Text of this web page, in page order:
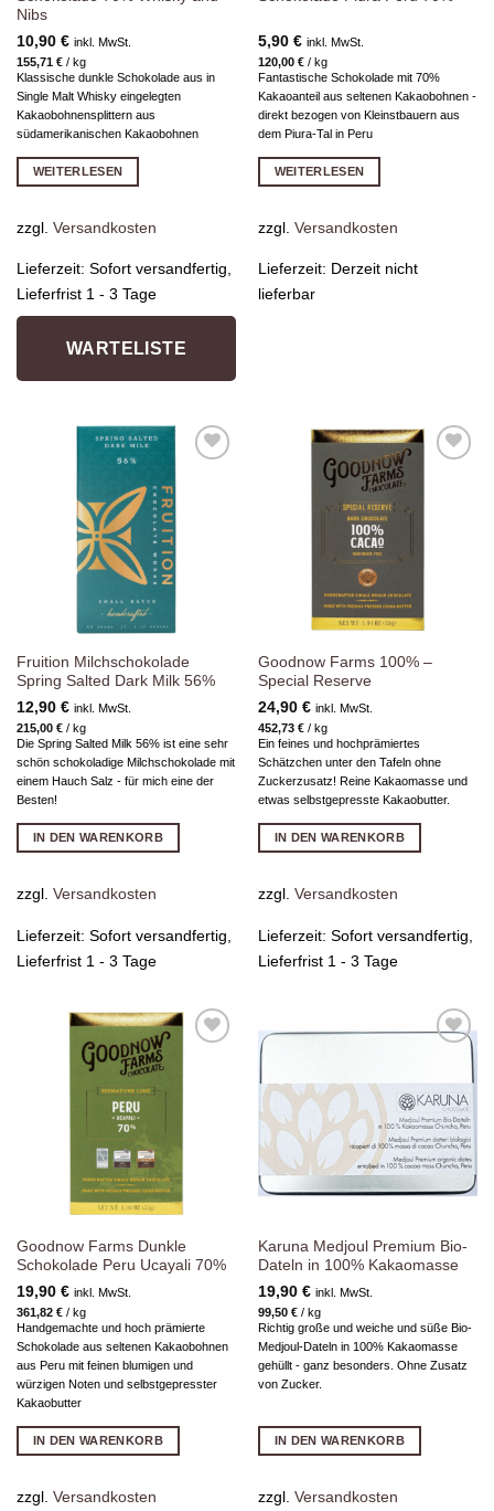
Nibs
10,90 € inkl. MwSt.
155,71 €/ kg
Klassische dunkle Schokolade aus in
Single Malt Whisky eingelegten
Kakaobohnensplittern aus
südamerikanischen Kakaobohnen
WEITERLESEN
zzgl. Versandkosten
Lieferzeit: Sofort versandfertig,
Lieferfrist 1 - 3 Tage
WARTELISTE
5,90 € inkl. MwSt.
120,00 €/ kg
Fantastische Schokolade mit 70%
Kakaoanteil aus seltenen Kakaobohnen -
direkt bezogen von Kleinstbauern aus
dem Piura-Tal in Peru
WEITERLESEN
zzgl. Versandkosten
Lieferzeit: Derzeit nicht
lieferbar
Wunschliste
hinzufügen
Fruition Milchschokolade
Spring Salted Dark Milk 56%
12,90 € inkl. MwSt.
215,00 €/ kg
Die Spring Salted Milk 56% ist eine sehr
schön schokoladige Milchschokolade mit
einem Hauch Salz - für mich eine der
Besten!
IN DEN WARENKORB
zzgl. Versandkosten
Lieferzeit: Sofort versandfertig,
Lieferfrist 1 - 3 Tage
Wunschliste
hinzufügen
Goodnow Farms 100% –
Special Reserve
24,90 € inkl. MwSt.
452,73 €/ kg
Ein feines und hochprämiertes
Schätzchen unter den Tafeln ohne
Zuckerzusatz! Reine Kakaomasse und
etwas selbstgepresste Kakaobutter.
IN DEN WARENKORB
zzgl. Versandkosten
Lieferzeit: Sofort versandfertig,
Lieferfrist 1 - 3 Tage
Wunschliste
hinzufügen
Goodnow Farms Dunkle
Schokolade Peru Ucayali 70%
19,90 € inkl. MwSt.
361,82 €/ kg
Handgemachte und hoch prämierte
Schokolade aus seltenen Kakaobohnen
aus Peru mit feinen blumigen und
würzigen Noten und selbstgepresster
Kakaobutter
IN DEN WARENKORB
zzgl. Versandkosten
Karuna Medjoul Premium Bio-
Dateln in 100% Kakaomasse
19,90 € inkl. MwSt.
99,50 €/ kg
Richtig große und weiche und süße Bio-
Medjoul-Dateln in 100% Kakaomasse
gehüllt - ganz besonders. Ohne Zusatz
von Zucker.
IN DEN WARENKORB
zzgl. Versandkosten